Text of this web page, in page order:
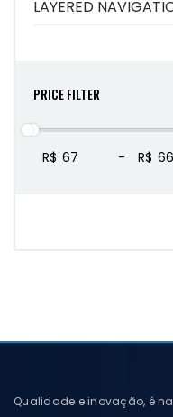
LAYERED
PRICE FILTER
R$ - R$
Qualidade e inovação, é